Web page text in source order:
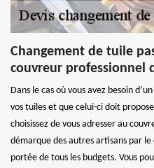
Changement de tuile
couvreur professionnel
Dans le cas où vous avez besoin
vos tuiles et que celui-ci doit
choisissez de vous adresser au
démarque des autres artisans par le
portée de tous les budgets. Vous